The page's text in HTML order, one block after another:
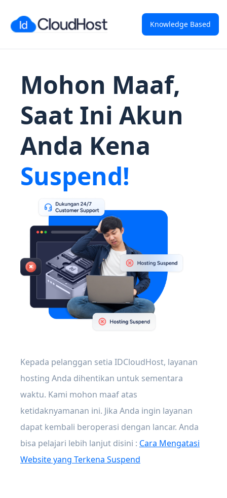
Knowledge Based
Mohon Maaf,
Saat Ini Akun
Anda Kena
Suspend!
Kepada pelanggan setia IDCloudHost, layanan
hosting Anda dihentikan untuk sementara
waktu. Kami mohon maaf atas
ketidaknyamanan ini. Jika Anda ingin layanan
dapat kembali beroperasi dengan lancar. Anda
bisa pelajari lebih lanjut disini : Cara Mengatasi
Website yang Terkena Suspend